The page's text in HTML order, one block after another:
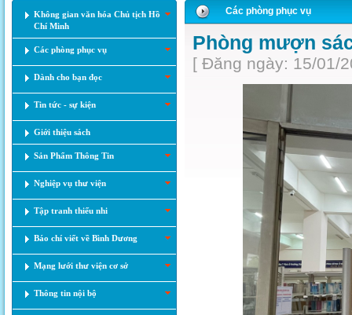
Không gian văn hóa Chủ tịch Hồ
Chí Minh
Các phòng phục vụ
Dành cho bạn đọc
Tin tức - sự kiện
Giới thiệu sách
Sản Phẩm Thông Tin
Nghiệp vụ thư viện
Tập tranh thiếu nhi
Báo chí viết về Bình Dương
Mạng lưới thư viện cơ sở
Thông tin nội bộ
Các phòng phục vụ
Phòng mượn
[ Đăng ngày: 15/01/